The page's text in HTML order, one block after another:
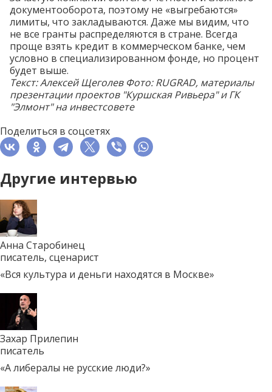
документооборота, поэтому не «выгребаются»
лимиты, что закладываются. Даже мы видим, что
не все гранты распределяются в стране. Всегда
проще взять кредит в коммерческом банке, чем
условно в специализированном фонде, но процент
будет выше.
Текст: Алексей Щеголев Фото:RUGRAD, материалы
презентации проектов"Куршская Ривьера" и ГК
"Элмонт"на инвестсовете
Поделиться в соцсетях
Другие интервью
Анна Старобинец
писатель, сценарист
«Вся культура и деньги находятся в Москве»
Захар Прилепин
писатель
«А либералы не русские люди?»